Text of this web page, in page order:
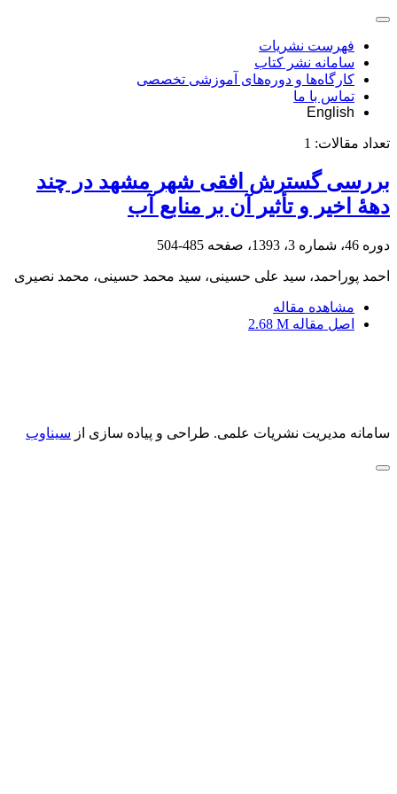
فهرست نشریات
سامانه نشر کتاب
کارگاه‌ها و دوره‌های آموزشی تخصصی
تماس با ما
English
تعداد مقالات: 1
بررسی گسترش افقی شهر مشهد در چند
دهۀ اخیر و تأثیر آن بر منابع آب
دوره 46، شماره 3، 1393، صفحه 485-504
احمد پوراحمد، سید علی حسینی، سید محمد حسینی، محمد نصیری
مشاهده مقاله
اصل مقاله 2.68 M
سامانه مدیریت نشریات علمی. طراحی و پیاده سازی از سیناوب